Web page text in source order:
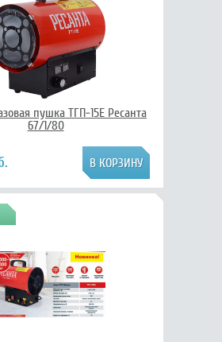
пушка ТГП-15E Ресанта
67/1/80